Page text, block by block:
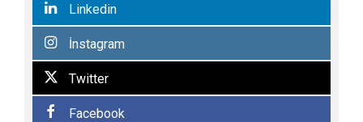
Linkedin
İnstagram
Twitter
Facebook